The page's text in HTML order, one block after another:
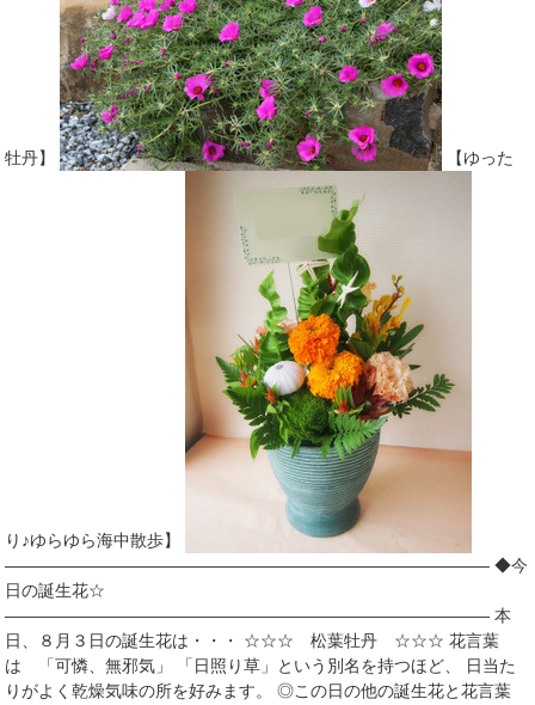
牡丹】 【ゆった
り♪ゆらゆら海中散歩】
――――――――――――――――――――――――――――― ◆今
日の誕生花☆
――――――――――――――――――――――――――――― 本
日、８月３日の誕生花は・・・ ☆☆☆ 松葉牡丹 ☆☆☆ 花言葉
は 「可憐、無邪気」 「日照り草」という別名を持つほど、 日当た
りがよく乾燥気味の所を好みます。 ◎この日の他の誕生花と花言葉